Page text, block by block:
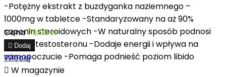
-Potężny ekstrakt z buzdyganka naziemnego –
1000mg w tabletce -Standaryzowany na aż 90%
saponin steroidowych -W naturalny sposób podnosi
poziom testosteronu -Dodaje energii i wpływa na
samopoczucie -Pomaga podnieść poziom libido
Cena79,00 zł
 Dodaj
Więcej
 W magazynie